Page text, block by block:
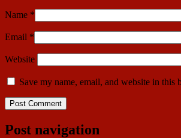
Name *
Email *
Website
Save my name, email, and website in
Post navigation